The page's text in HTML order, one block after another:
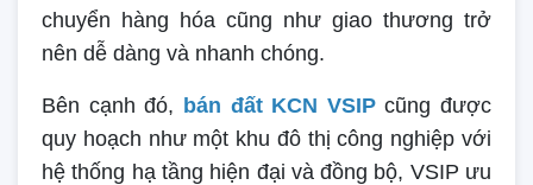
chuyển hàng hóa cũng như giao thương trở
nên dễ dàng và nhanh chóng.
Bên cạnh đó, bán đất KCN VSIPcũng được
quy hoạch như một khu đô thị công nghiệp với
hệ thống hạ tầng hiện đại và đồng bộ, VSIP ưu